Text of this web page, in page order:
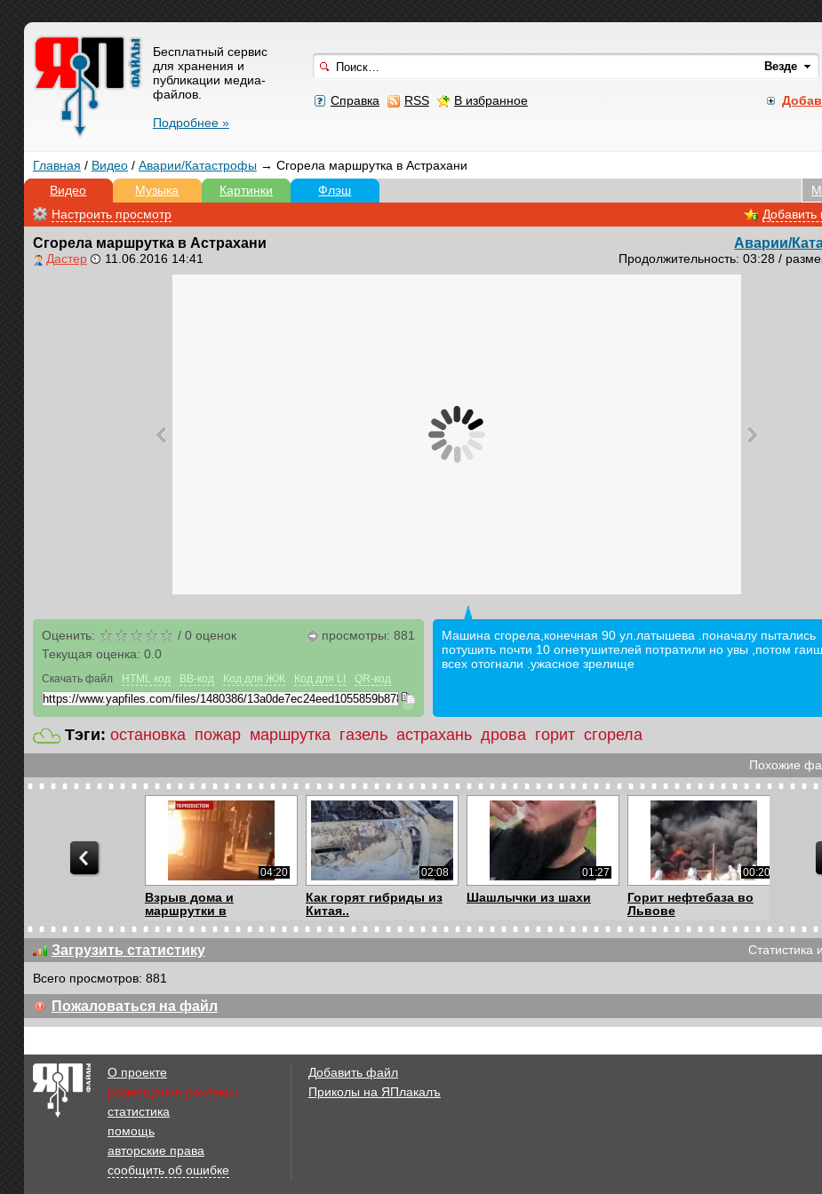
Справка RSS В избранное
Бесплатный сервис
для хранения и
публикации медиа-
файлов.
Подробнее »
Главная / Видео/ Аварии/Катастрофы→ Сгорела маршрутка в Астрахани
Видео
Музыка Картинки Флэш
Настроить просмотр
Добавить
Сгорела маршрутка в Астрахани
Дастер 11.06.2016 14:41
Аварии/
Продолжительность: 03:28 /
Оценить: / 0оценок
Текущая оценка: 0.0
просмотры: 881
Скачать файл HTML код BB-код Код для ЖЖ Код для LI QR-код
Машина сгорела,конечная 90 ул.латышева .поначалу пытались
потушить почти 10 огнетушителей потратили но увы ,потом
всех отогнали .ужасное зрелище
Тэги: остановка пожар маршрутка газель астрахань дрова горит сгорела
Похожие
04:20
Взрыв дома и
маршрутки в
Магнитогор...
02:08
Как горят гибриды из
Китая..
01:27
Шашлычки из шахи
00:20
Горит нефтебаза во
Львове
01:03
Сгорела тяговая
00:38
В Перми горит
00:08
Наконец то пожары
00:14
на Ростовском шоссе
Дрифт на маршрутках
Загрузить статистику
Статистика
Всего просмотров: 881
Пожаловаться на файл
О проекте
размещение рекламы
статистика
помощь
авторские права
сообщить об ошибке
Добавить файл
Приколы на ЯПлакалъ